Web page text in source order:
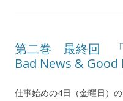
第二巻 最終回 「
Bad News & Good
仕事始めの4日（金曜日）